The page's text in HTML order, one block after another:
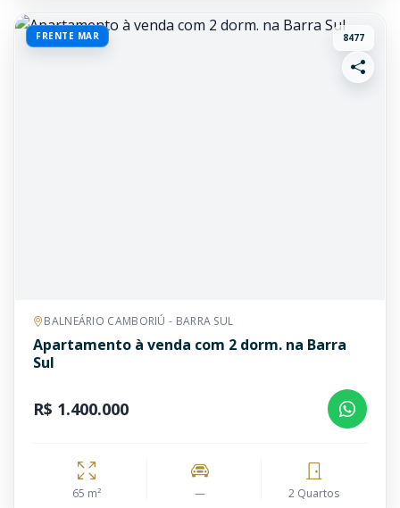
FRENTE MAR 8477
BALNEÁRIO CAMBORIÚ - BARRA SUL
Apartamento à venda com 2 dorm. na Barra
Sul
R$ 1.400.000
65 m² — 2 Quartos